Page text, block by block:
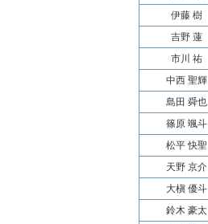
伊藤 樹
吉野 蓮
市川 祐
中西 聖輝
島田 舜也
篠原 颯斗
松平 快聖
天野 京介
大槇 優斗
鈴木 豪太